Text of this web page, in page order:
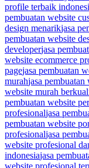
profile terbaik
pembuatan website
design menarikjasa
pembuatan website
developerjasa
website ecommerce
pagejasa pembuatan
murahjasa
website murah
pembuatan website
profesionaljasa
pembuatan website
profesionaljasa
website profesional
indonesiajasa
website profesional